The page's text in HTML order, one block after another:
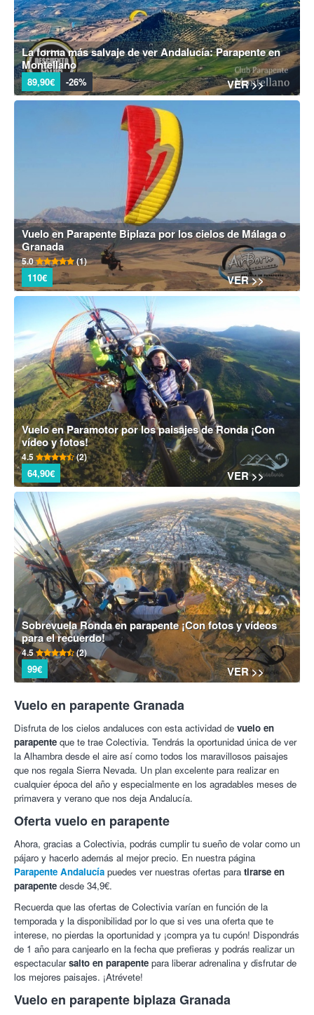
La forma más salvaje de ver Andalucía: Parapente en
Montellano
89,90€ -26% VER >>
Vuelo en Parapente Biplaza por los cielos de Málaga o
Granada
5.0 (1)
110€ VER >>
Vuelo en Paramotor por los paisajes de Ronda ¡Con
vídeo y fotos!
4.5 (2)
64,90€ VER >>
Sobrevuela Ronda en parapente ¡Con fotos y vídeos
para el recuerdo!
4.5 (2)
99€ VER >>
Vuelo en parapente Granada
Disfruta de los cielos andaluces con esta actividad de vuelo en
parapente que te trae Colectivia. Tendrás la oportunidad única de ver
la Alhambra desde el aire así como todos los maravillosos paisajes
que nos regala Sierra Nevada. Un plan excelente para realizar en
cualquier época del año y especialmente en los agradables meses de
primavera y verano que nos deja Andalucía.
Oferta vuelo en parapente
Ahora, gracias a Colectivia, podrás cumplir tu sueño de volar como un
pájaro y hacerlo además al mejor precio. En nuestra página
Parapente Andalucía puedes ver nuestras ofertas para tirarse en
parapente desde 34,9€.
Recuerda que las ofertas de Colectivia varían en función de la
temporada y la disponibilidad por lo que si ves una oferta que te
interese, no pierdas la oportunidad y ¡compra ya tu cupón! Dispondrás
de 1 año para canjearlo en la fecha que prefieras y podrás realizar un
espectacularsalto en parapente para liberar adrenalina y disfrutar de
los mejores paisajes. ¡Atrévete!
Vuelo en parapente biplaza Granada